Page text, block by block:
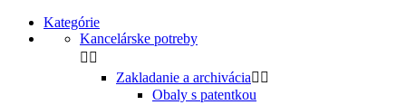
Kategórie
Kancelárske potreby
 
Zakladanie a archivácia 
Obaly s patentkou